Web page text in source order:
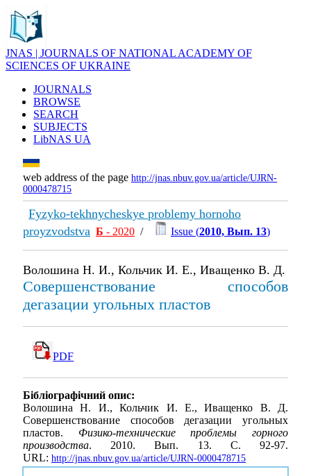
JNAS | JOURNALS OF NATIONAL ACADEMY OF
SCIENCES OF UKRAINE
JOURNALS
BROWSE
SEARCH
SUBJECTS
LibNAS UA
web address of the page http://jnas.nbuv.gov.ua/article/UJRN-
0000478715
Fyzyko-tekhnycheskye problemy hornoho
proyzvodstva Б - 2020 / Issue (2010, Вып. 13)
Волошина Н. И., Кольчик И. Е., Иващенко В. Д.
Совершенствование способов
дегазации угольных пластов
PDF
Бібліографічний опис:
Волошина Н. И., Кольчик И. Е., Иващенко В. Д.
Совершенствование способов дегазации угольных
пластов. Физико-технические проблемы горного
производства. 2010. Вып. 13. С. 92-97.
URL: http://jnas.nbuv.gov.ua/article/UJRN-0000478715